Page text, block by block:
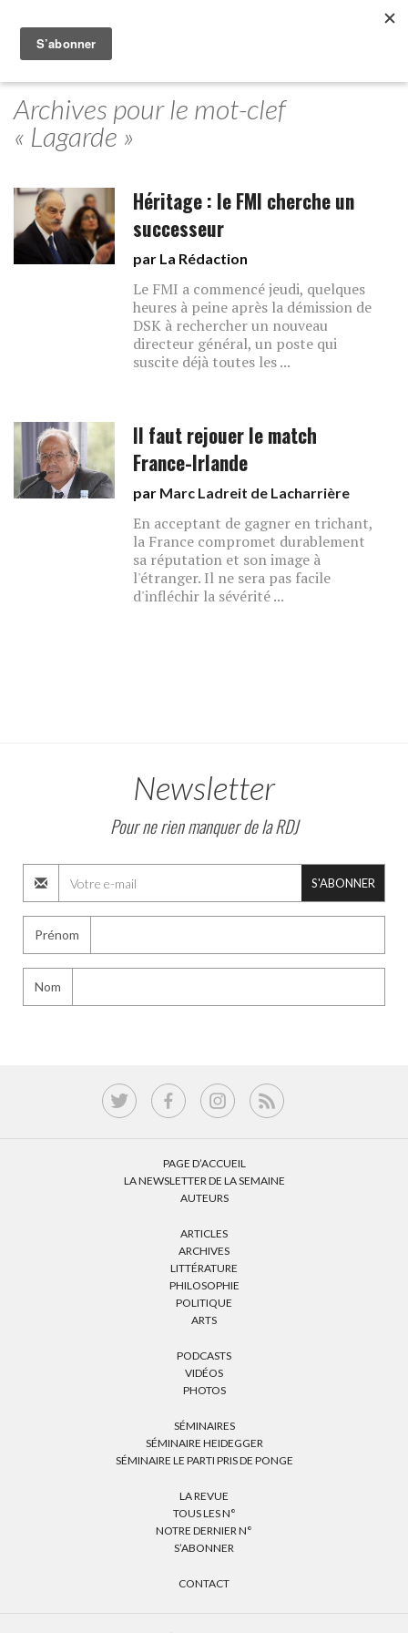
Archives pour le mot-clef
« Lagarde »
Héritage : le FMI cherche un
successeur
par La Rédaction
Le FMI a commencé jeudi, quelques
heures à peine après la démission de
DSK à rechercher un nouveau
directeur général, un poste qui
suscite déjà toutes les ...
Il faut rejouer le match
France-Irlande
par Marc Ladreit de Lacharrière
En acceptant de gagner en trichant,
la France compromet durablement
sa réputation et son image à
l'étranger. Il ne sera pas facile
d'infléchir la sévérité ...
Newsletter
Pour ne rien manquer de la RDJ
S'ABONNER
Prénom
Nom
PAGE D’ACCUEIL
LA NEWSLETTER DE LA SEMAINE
AUTEURS
ARTICLES
ARCHIVES
LITTÉRATURE
PHILOSOPHIE
POLITIQUE
ARTS
PODCASTS
VIDÉOS
PHOTOS
SÉMINAIRES
SÉMINAIRE HEIDEGGER
SÉMINAIRE LE PARTI PRIS DE PONGE
LA REVUE
TOUS LES N°
NOTRE DERNIER N°
S’ABONNER
CONTACT